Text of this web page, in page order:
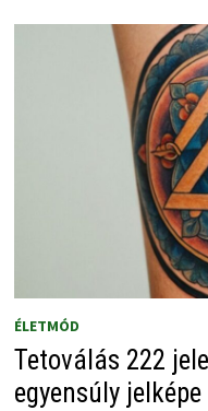
ÉLETMÓD
Tetoválás 222
egyensúly jelképe